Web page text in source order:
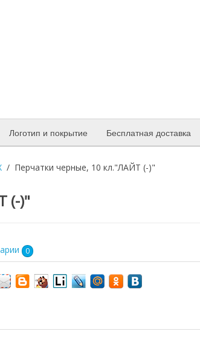
Логотип и покрытие Бесплатная доставка
Перчатки черные, 10 кл."ЛАЙТ (-)"
(-)"
0